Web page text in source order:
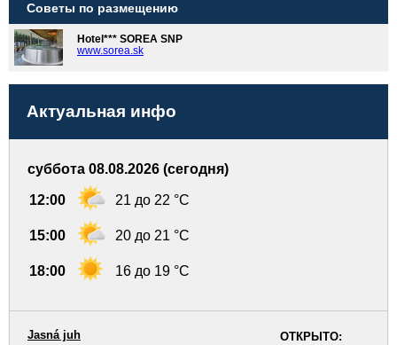
Советы по размещению
Hotel*** SOREA SNP
www.sorea.sk
Актуальная инфо
суббота 08.08.2026 (сегодня)
12:00 21 до 22 °C
15:00 20 до 21 °C
18:00 16 до 19 °C
ОТКРЫТО:
Jasná juh